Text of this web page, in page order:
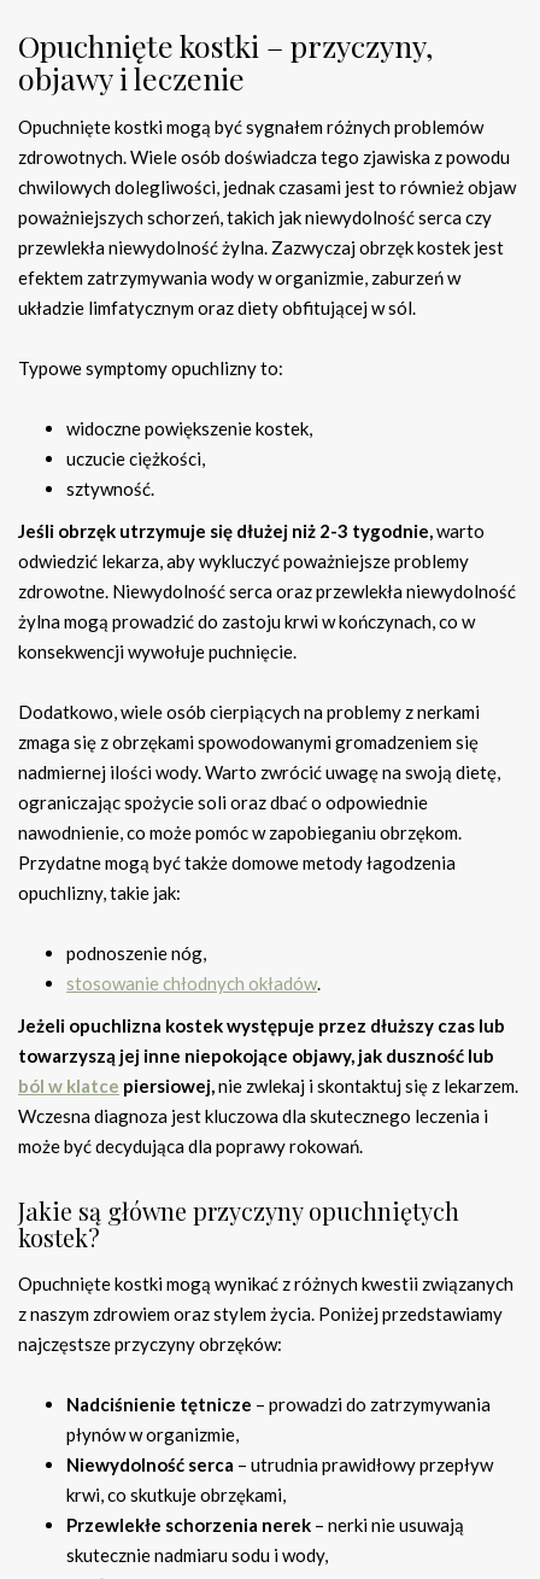
Opuchnięte kostki – przyczyny,
objawy i leczenie
Opuchnięte kostki mogą być sygnałem różnych problemów
zdrowotnych. Wiele osób doświadcza tego zjawiska z powodu
chwilowych dolegliwości, jednak czasami jest to również objaw
poważniejszych schorzeń, takich jak niewydolność serca czy
przewlekła niewydolność żylna. Zazwyczaj obrzęk kostek jest
efektem zatrzymywania wody w organizmie, zaburzeń w
układzie limfatycznym oraz diety obfitującej w sól.
Typowe symptomy opuchlizny to:
widoczne powiększenie kostek,
uczucie ciężkości,
sztywność.
Jeśli obrzęk utrzymuje się dłużej niż 2-3 tygodnie,warto
odwiedzić lekarza, aby wykluczyć poważniejsze problemy
zdrowotne. Niewydolność serca oraz przewlekła niewydolność
żylna mogą prowadzić do zastoju krwi w kończynach, co w
konsekwencji wywołuje puchnięcie.
Dodatkowo, wiele osób cierpiących na problemy z nerkami
zmaga się z obrzękami spowodowanymi gromadzeniem się
nadmiernej ilości wody. Warto zwrócić uwagę na swoją dietę,
ograniczając spożycie soli oraz dbać o odpowiednie
nawodnienie, co może pomóc w zapobieganiu obrzękom.
Przydatne mogą być także domowe metody łagodzenia
opuchlizny, takie jak:
podnoszenie nóg,
stosowanie chłodnych okładów.
Jeżeli opuchlizna kostek występuje przez dłuższy czas lub
towarzyszą jej inne niepokojące objawy, jak duszność lub
ból w klatce piersiowej,nie zwlekaj i skontaktuj się z lekarzem.
Wczesna diagnoza jest kluczowa dla skutecznego leczenia i
może być decydująca dla poprawy rokowań.
Jakie są główne przyczyny opuchniętych
kostek?
Opuchnięte kostki mogą wynikać z różnych kwestii związanych
z naszym zdrowiem oraz stylem życia. Poniżej przedstawiamy
najczęstsze przyczyny obrzęków:
Nadciśnienie tętnicze – prowadzi do zatrzymywania
płynów w organizmie,
Niewydolność serca – utrudnia prawidłowy przepływ
krwi, co skutkuje obrzękami,
Przewlekłe schorzenia nerek – nerki nie usuwają
skutecznie nadmiaru sodu i wody,